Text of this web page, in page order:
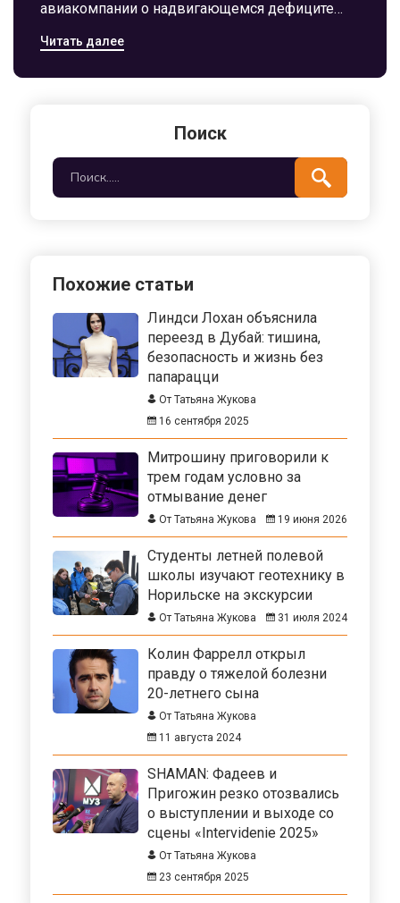
авиакомпании о надвигающемся дефиците
цепочку поставок ключевых компонентов.
срочные меры, включая накопление запасов и
Читать далее
Поиск
Похожие статьи
Линдси Лохан объяснила
переезд в Дубай: тишина,
безопасность и жизнь без
папарацци
От Татьяна Жукова
16 сентября 2025
Митрошину приговорили к
трем годам условно за
отмывание денег
От Татьяна Жукова 19 июня 2026
Студенты летней полевой
школы изучают геотехнику в
Норильске на экскурсии
От Татьяна Жукова 31 июля 2024
Колин Фаррелл открыл
правду о тяжелой болезни
20-летнего сына
От Татьяна Жукова
11 августа 2024
SHAMAN: Фадеев и
Пригожин резко отозвались
о выступлении и выходе со
сцены «Intervidenie 2025»
От Татьяна Жукова
23 сентября 2025